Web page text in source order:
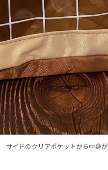
サイドのクリアポケットから中身